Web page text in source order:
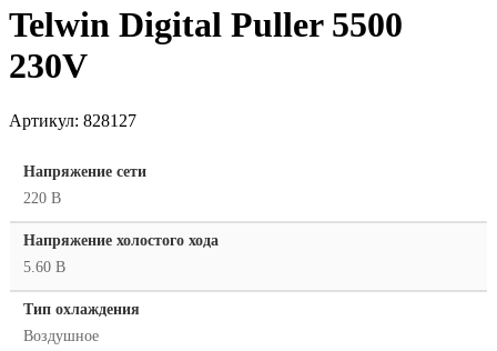
Telwin Digital Puller 5500
230V
Артикул: 828127
Напряжение сети
220 В
Напряжение холостого хода
5.60 В
Тип охлаждения
Воздушное